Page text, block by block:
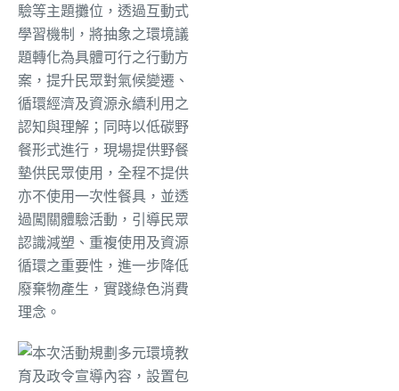
驗等主題攤位，透過互動式
學習機制，將抽象之環境議
題轉化為具體可行之行動方
案，提升民眾對氣候變遷、
循環經濟及資源永續利用之
認知與理解；同時以低碳野
餐形式進行，現場提供野餐
墊供民眾使用，全程不提供
亦不使用一次性餐具，並透
過闖關體驗活動，引導民眾
認識減塑、重複使用及資源
循環之重要性，進一步降低
廢棄物產生，實踐綠色消費
理念。